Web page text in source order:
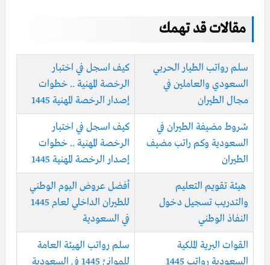
مقالات قد تهمك
سلم رواتب الطيار الحربي
السعودي والعاملين في
مجال الطيران
كيف اسجل في اختبار
الرخصة المهنية .. خطوات
إصدار الرخصة المهنية 1445
شروط مضيفة الطيران في
السعودية وكم راتب مضيف
الطيران
كيف اسجل في اختبار
الرخصة المهنية .. خطوات
إصدار الرخصة المهنية 1445
هيئة تقويم التعليم
والتدريب تسجيل دخول
النفاذ الوطني
أفضل عروض اليوم الوطني
للطيران الداخلي لعام 1445
في السعودية
القوات البرية الملكية
السعودية رواتب 1445
سلم رواتب الهيئة العامة
للموانئ 1445 في السعودية